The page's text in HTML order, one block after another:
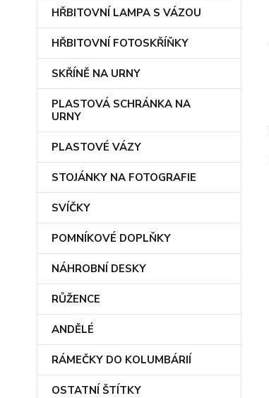
HŘBITOVNÍ LAMPA S VÁZOU
HŘBITOVNÍ FOTOSKŘÍŇKY
SKŘÍNĚ NA URNY
PLASTOVÁ SCHRÁNKA NA
URNY
PLASTOVÉ VÁZY
STOJÁNKY NA FOTOGRAFIE
SVÍČKY
POMNÍKOVÉ DOPLŇKY
NÁHROBNÍ DESKY
RŮŽENCE
ANDĚLÉ
RÁMEČKY DO KOLUMBÁRIÍ
OSTATNÍ ŠTÍTKY